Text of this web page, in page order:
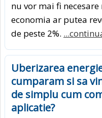
nu vor mai fi
economia ar putea
de peste 2%.
Uberizarea
cumparam si sa
de simplu cum
aplicatie?